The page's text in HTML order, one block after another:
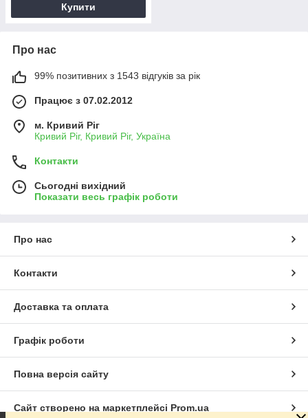
Купити
Про нас
99% позитивних з 1543 відгуків за рік
Працює з 07.02.2012
м. Кривий Ріг
Кривий Ріг, Кривий Ріг, Україна
Контакти
Сьогодні вихідний
Показати весь графік роботи
Про нас
Контакти
Доставка та оплата
Графік роботи
Повна версія сайту
Сайт створено на маркетплейсі Prom.ua